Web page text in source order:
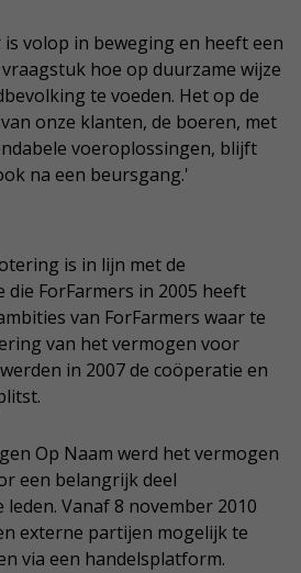
volop in beweging en heeft een
hoe op duurzame wijze
te voeden. Het op de
onze klanten, de boeren, met
voeroplossingen, blijft
na een beursgang.'
is in lijn met de
ForFarmers in 2005 heeft
van ForFarmers waar te
van het vermogen voor
in 2007 de coöperatie en
Op Naam werd het vermogen
een belangrijk deel
Vanaf 8 november 2010
externe partijen mogelijk te
via een handelsplatform.